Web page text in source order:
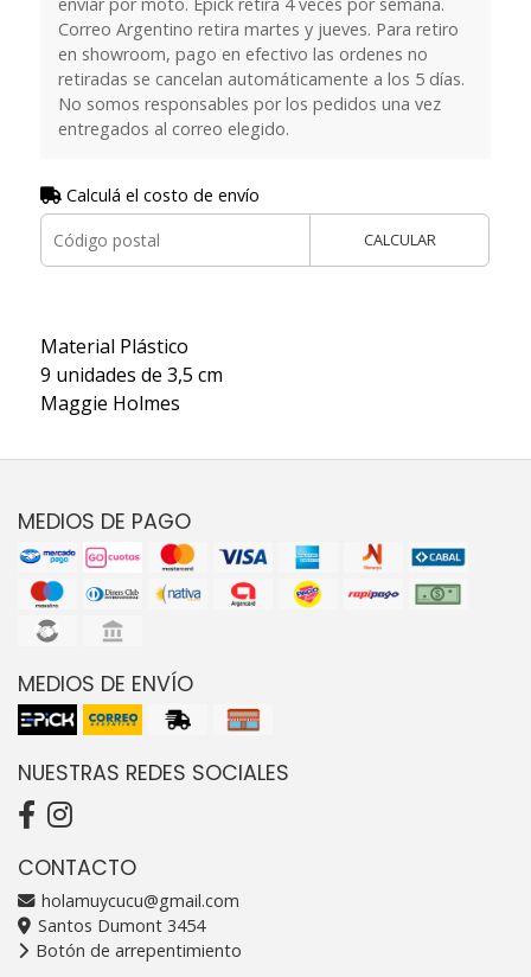
Correo Argentino retira martes y jueves. Para retiro
en showroom, pago en efectivo las ordenes no
retiradas se cancelan automáticamente a los 5 días.
No somos responsables por los pedidos una vez
entregados al correo elegido.
Calculá el costo de envío
CALCULAR
Material Plástico
9 unidades de 3,5 cm
Maggie Holmes
MEDIOS DE PAGO
MEDIOS DE ENVÍO
NUESTRAS REDES SOCIALES
CONTACTO
holamuycucu@gmail.com
Santos Dumont 3454
Botón de arrepentimiento